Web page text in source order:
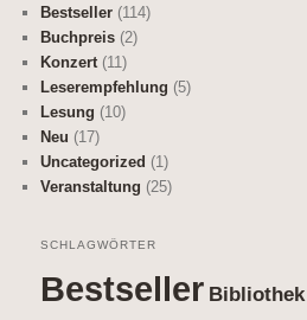
Bestseller (114)
Buchpreis (2)
Konzert (11)
Leserempfehlung (5)
Lesung (10)
Neu (17)
Uncategorized (1)
Veranstaltung (25)
SCHLAGWÖRTER
Bestseller Bibliothek